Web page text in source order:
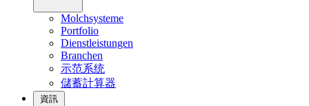
Molchsysteme
Portfolio
Dienstleistungen
Branchen
示范系统
儲蓄計算器
資訊